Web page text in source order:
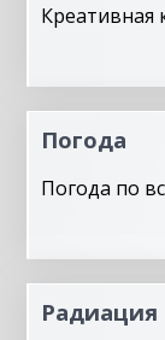
Креативная
Погода
Погода по
Радиация